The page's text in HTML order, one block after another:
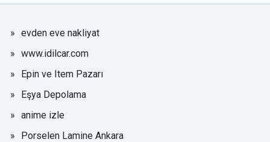
evden eve nakliyat
www.idilcar.com
Epin ve Item Pazarı
Eşya Depolama
anime izle
Porselen Lamine Ankara